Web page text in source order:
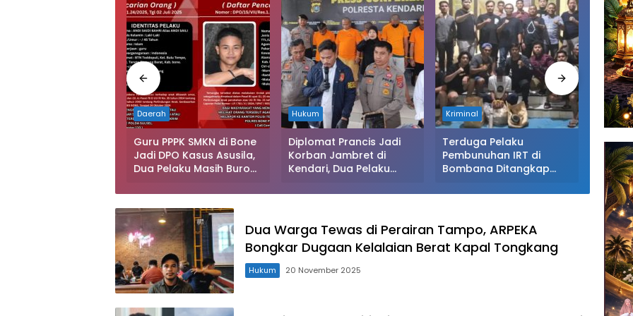
Daerah
Guru PPPK SMKN di Bone
Jadi DPO Kasus Asusila,
Dua Pelaku Masih Buron:
Pencarian
Hukum
Diplomat Prancis Jadi
Korban Jambret di
Kendari, Dua Pelaku
Gunakan Hasil Curian
Kriminal
Terduga Pelaku
Pembunuhan IRT di
Bombana Ditangkap
Tersangka
Daerah
Sapi
Dua Warga Tewas di Perairan Tampo, ARPEKA
Bongkar Dugaan Kelalaian Berat Kapal Tongkang
Hukum 20 November 2025